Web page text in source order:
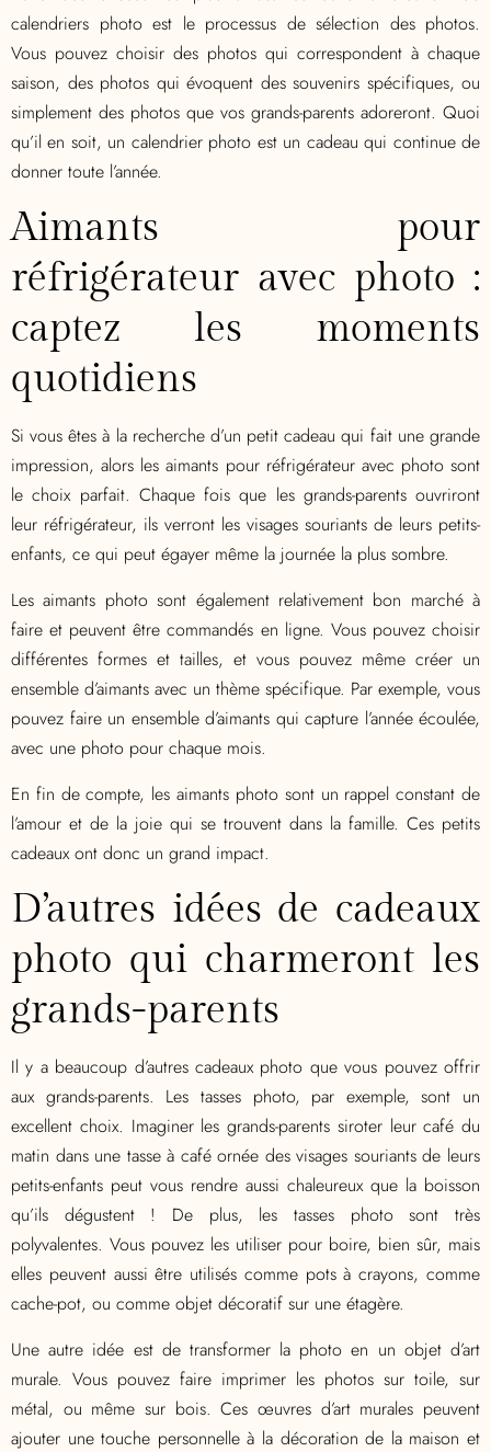
calendriers photo est le processus de sélection des photos.
Vous pouvez choisir des photos qui correspondent à chaque
saison, des photos qui évoquent des souvenirs spécifiques, ou
simplement des photos que vos grands-parents adoreront. Quoi
qu’il en soit, un calendrier photo est un cadeau qui continue de
donner toute l’année.
Aimants pour
réfrigérateur avec photo :
captez les moments
quotidiens
Si vous êtes à la recherche d’un petit cadeau qui fait une grande
impression, alors les aimants pour réfrigérateur avec photo sont
le choix parfait. Chaque fois que les grands-parents ouvriront
leur réfrigérateur, ils verront les visages souriants de leurs petits-
enfants, ce qui peut égayer même la journée la plus sombre.
Les aimants photo sont également relativement bon marché à
faire et peuvent être commandés en ligne. Vous pouvez choisir
différentes formes et tailles, et vous pouvez même créer un
ensemble d’aimants avec un thème spécifique. Par exemple, vous
pouvez faire un ensemble d’aimants qui capture l’année écoulée,
avec une photo pour chaque mois.
En fin de compte, les aimants photo sont un rappel constant de
l’amour et de la joie qui se trouvent dans la famille. Ces petits
cadeaux ont donc un grand impact.
D’autres idées de cadeaux
photo qui charmeront les
grands-parents
Il y a beaucoup d’autres cadeaux photo que vous pouvez offrir
aux grands-parents. Les tasses photo, par exemple, sont un
excellent choix. Imaginer les grands-parents siroter leur café du
matin dans une tasse à café ornée des visages souriants de leurs
petits-enfants peut vous rendre aussi chaleureux que la boisson
qu’ils dégustent ! De plus, les tasses photo sont très
polyvalentes. Vous pouvez les utiliser pour boire, bien sûr, mais
elles peuvent aussi être utilisés comme pots à crayons, comme
cache-pot, ou comme objet décoratif sur une étagère.
Une autre idée est de transformer la photo en un objet d’art
murale. Vous pouvez faire imprimer les photos sur toile, sur
métal, ou même sur bois. Ces œuvres d’art murales peuvent
ajouter une touche personnelle à la décoration de la maison et